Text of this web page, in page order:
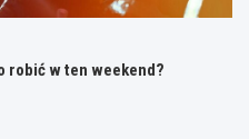
robić w ten weekend?